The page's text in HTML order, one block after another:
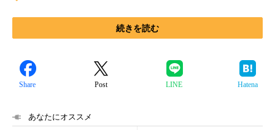
続きを読む
Share Post LINE Hatena
あなたにオススメ